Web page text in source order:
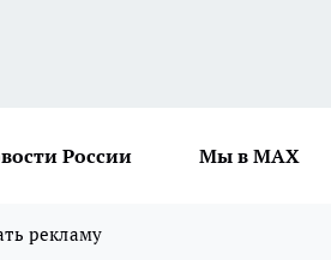
России Мы в MAX
рекламу